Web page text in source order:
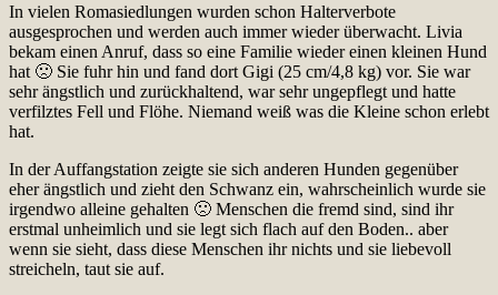
In vielen Romasiedlungen wurden schon Halterverbote
ausgesprochen und werden auch immer wieder überwacht. Livia
bekam einen Anruf, dass so eine Familie wieder einen kleinen Hund
hat 🙁 Sie fuhr hin und fand dort Gigi (25 cm/4,8 kg) vor. Sie war
sehr ängstlich und zurückhaltend, war sehr ungepflegt und hatte
verfilztes Fell und Flöhe. Niemand weiß was die Kleine schon erlebt
hat.
In der Auffangstation zeigte sie sich anderen Hunden gegenüber
eher ängstlich und zieht den Schwanz ein, wahrscheinlich wurde sie
irgendwo alleine gehalten 🙁 Menschen die fremd sind, sind ihr
erstmal unheimlich und sie legt sich flach auf den Boden.. aber
wenn sie sieht, dass diese Menschen ihr nichts und sie liebevoll
streicheln, taut sie auf.